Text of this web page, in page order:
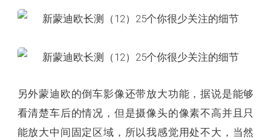
另外蒙迪欧的倒车影像还带放大功能，据说是能够
看清楚车后的情况，但是摄像头的像素不高并且只
能放大中间固定区域，所以我感觉用处不大，当然